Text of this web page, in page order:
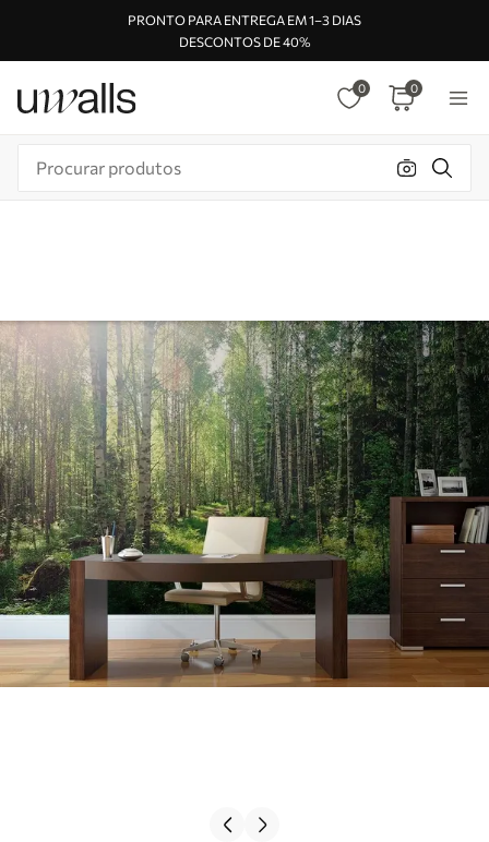
PRONTO PARA ENTREGA EM 1–3 DIAS
DESCONTOS DE 40%
0 0